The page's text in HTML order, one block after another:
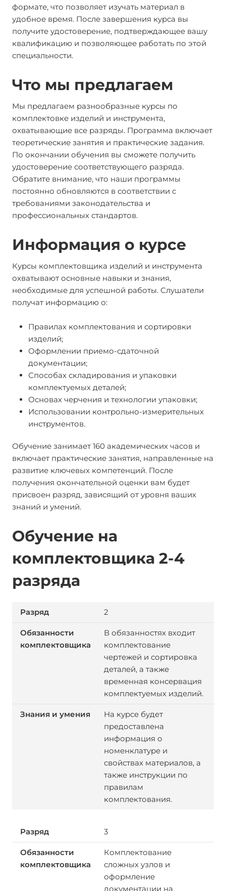
формате, что позволяет изучать материал в
удобное время. После завершения курса вы
получите удостоверение, подтверждающее вашу
квалификацию и позволяющее работать по этой
специальности.
Что мы предлагаем
Мы предлагаем разнообразные курсы по
комплектовке изделий и инструмента,
охватывающие все разряды. Программа включает
теоретические занятия и практические задания.
По окончании обучения вы сможете получить
удостоверение соответствующего разряда.
Обратите внимание, что наши программы
постоянно обновляются в соответствии с
требованиями законодательства и
профессиональных стандартов.
Информация о курсе
Курсы комплектовщика изделий и инструмента
охватывают основные навыки и знания,
необходимые для успешной работы. Слушатели
получат информацию о:
Правилах комплектования и сортировки
изделий;
Оформлении приемо-сдаточной
документации;
Способах складирования и упаковки
комплектуемых деталей;
Основах черчения и технологии упаковки;
Использовании контрольно-измерительных
инструментов.
Обучение занимает 160 академических часов и
включает практические занятия, направленные на
развитие ключевых компетенций. После
получения окончательной оценки вам будет
присвоен разряд, зависящий от уровня ваших
знаний и умений.
Обучение на
комплектовщика 2-4
разряда
2
В обязанностях входит
комплектование
чертежей и сортировка
деталей, а также
временная консервация
комплектуемых изделий.
На курсе будет
предоставлена
информация о
номенклатуре и
свойствах материалов, а
также инструкции по
правилам
комплектования.
3
Комплектование
сложных узлов и
оформление
документации на